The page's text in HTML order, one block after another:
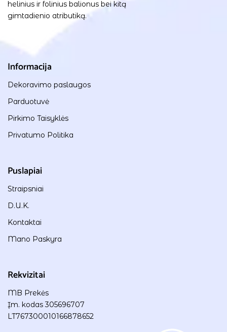
helinius ir folinius balionus bei kitą
gimtadienio atributiką.
Informacija
Dekoravimo paslaugos
Parduotuvė
Pirkimo Taisyklės
Privatumo Politika
Puslapiai
Straipsniai
D.U.K.
Kontaktai
Mano Paskyra
Rekvizitai
MB Prekės
Įm. kodas 305696707
LT767300010166878652